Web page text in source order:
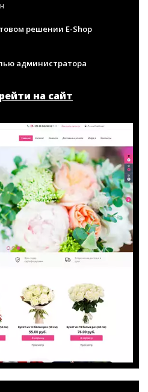
решении E-Shop
администратора
на сайт